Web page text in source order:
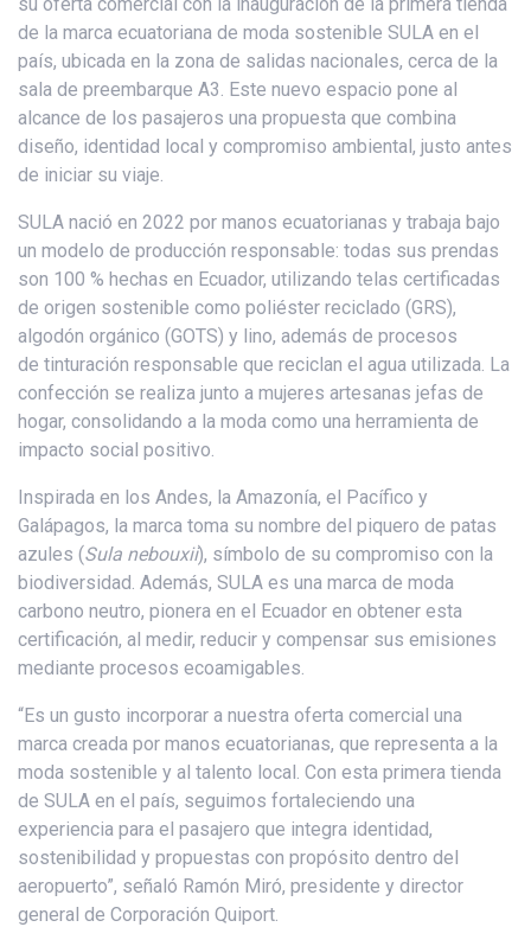
de la marca ecuatoriana de moda sostenible SULA en el
país, ubicada en la zona de salidas nacionales, cerca de la
sala de preembarque A3. Este nuevo espacio pone al
alcance de los pasajeros una propuesta que combina
diseño, identidad local y compromiso ambiental, justo antes
de iniciar su viaje.
SULA nació en 2022 por manos ecuatorianas y trabaja bajo
un modelo de producción responsable: todas sus prendas
son 100 % hechas en Ecuador, utilizando telas certificadas
de origen sostenible como poliéster reciclado (GRS),
algodón orgánico (GOTS) y lino, además de procesos
de tinturación responsable que reciclan el agua utilizada. La
confección se realiza junto a mujeres artesanas jefas de
hogar, consolidando a la moda como una herramienta de
impacto social positivo.
Inspirada en los Andes, la Amazonía, el Pacífico y
Galápagos, la marca toma su nombre del piquero de patas
azules (Sula nebouxii), símbolo de su compromiso con la
biodiversidad. Además, SULA es una marca de moda
carbono neutro, pionera en el Ecuador en obtener esta
certificación, al medir, reducir y compensar sus emisiones
mediante procesos ecoamigables.
“Es un gusto incorporar a nuestra oferta comercial una
marca creada por manos ecuatorianas, que representa a la
moda sostenible y al talento local. Con esta primera tienda
de SULA en el país, seguimos fortaleciendo una
experiencia para el pasajero que integra identidad,
sostenibilidad y propuestas con propósito dentro del
aeropuerto”, señaló Ramón Miró, presidente y director
general de Corporación Quiport.